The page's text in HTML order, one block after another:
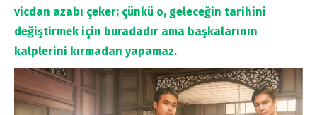
vicdan azabı çeker; çünkü o, geleceğin tarihini
değiştirmek için buradadır ama başkalarının
kalplerini kırmadan yapamaz.